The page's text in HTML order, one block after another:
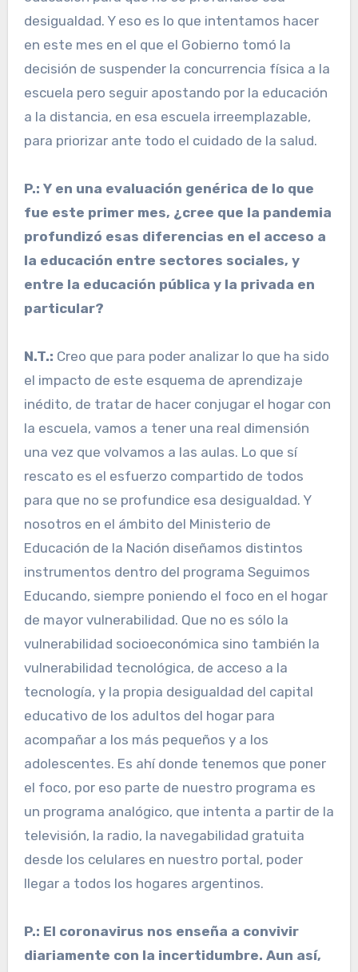
desigualdad. Y eso es lo que intentamos hacer
en este mes en el que el Gobierno tomó la
decisión de suspender la concurrencia física a la
escuela pero seguir apostando por la educación
a la distancia, en esa escuela irreemplazable,
para priorizar ante todo el cuidado de la salud.
P.: Y en una evaluación genérica de lo que
fue este primer mes, ¿cree que la pandemia
profundizó esas diferencias en el acceso a
la educación entre sectores sociales, y
entre la educación pública y la privada en
particular?
N.T.: Creo que para poder analizar lo que ha sido
el impacto de este esquema de aprendizaje
inédito, de tratar de hacer conjugar el hogar con
la escuela, vamos a tener una real dimensión
una vez que volvamos a las aulas. Lo que sí
rescato es el esfuerzo compartido de todos
para que no se profundice esa desigualdad. Y
nosotros en el ámbito del Ministerio de
Educación de la Nación diseñamos distintos
instrumentos dentro del programa Seguimos
Educando, siempre poniendo el foco en el hogar
de mayor vulnerabilidad. Que no es sólo la
vulnerabilidad socioeconómica sino también la
vulnerabilidad tecnológica, de acceso a la
tecnología, y la propia desigualdad del capital
educativo de los adultos del hogar para
acompañar a los más pequeños y a los
adolescentes. Es ahí donde tenemos que poner
el foco, por eso parte de nuestro programa es
un programa analógico, que intenta a partir de la
televisión, la radio, la navegabilidad gratuita
desde los celulares en nuestro portal, poder
llegar a todos los hogares argentinos.
P.: El coronavirus nos enseña a convivir
diariamente con la incertidumbre. Aun así,